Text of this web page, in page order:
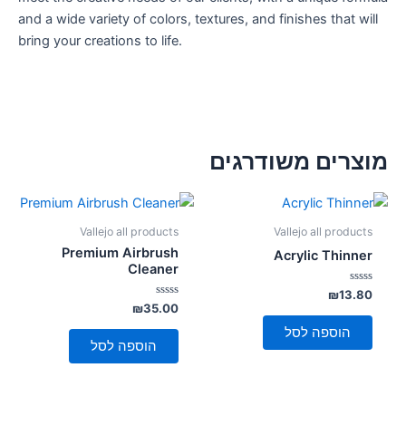
and a wide variety of colors, textures, and finishes that will
bring your creations to life.
מוצרים משודרגים
Vallejo all products
Acrylic Thinner
דורג
0
מתוך
₪13.80
הוספה לסל
Vallejo all products
Premium Airbrush
Cleaner
דורג
0
מתוך
₪35.00
הוספה לסל